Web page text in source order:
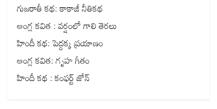
గుజరాతీ కథ: కాకాజీ నీతికథ
ఆంగ్ల కవిత : వర్షంలో గాలి తెరలు
హిందీ కథ: పెద్దక్క ప్రయాణం
ఆంగ్ల కవిత: గృహ గీతం
హిందీ కథ : కంఫర్ట్ జోన్